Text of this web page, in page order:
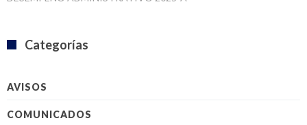
Categorías
AVISOS
COMUNICADOS